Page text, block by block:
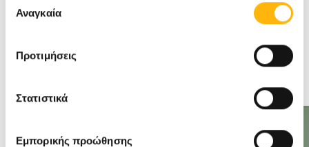
των υπηρεσιών τους.
συγκατάθεσης
Αναγκαία
Προτιμήσεις
Στατιστικά
Εμπορικής προώθησης
http://bit.ly/1stNRX-IasoThessalias